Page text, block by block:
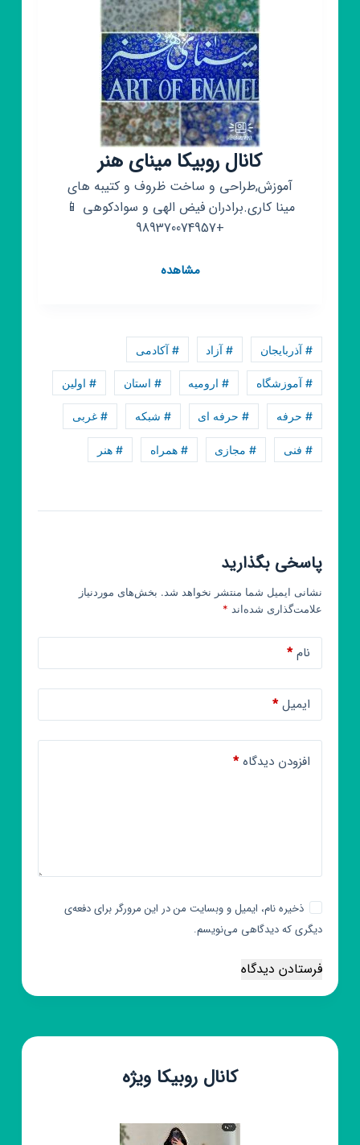
کانال روبیکا مینای هنر
آموزش,طراحی و ساخت ظروف و کتیبه های
مینا کاری.برادران فيض الهی و سوادکوهی 📱
+989370074957
مشاهدهکانال
# آذربایجان # آزاد # آکادمی
# آموزشگاه # ارومیه # استان # اولین
# حرفه # حرفه ای # شبکه # غربی
# فنی # مجازی # همراه # هنر
پاسخی بگذارید
نشانی ایمیل شما منتشر نخواهد شد. بخش‌های موردنیاز
علامت‌گذاری شده‌اند *
نام*
ایمیل*
افزودن دیدگاه*
ذخیره نام، ایمیل و وبسایت من در این مرورگر برای دفعه‌ی
دیگری که دیدگاهی می‌نویسم.
فرستادن دیدگاه
کانال روبیکا ویژه